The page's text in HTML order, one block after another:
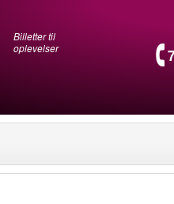
Billetter til
oplevelser